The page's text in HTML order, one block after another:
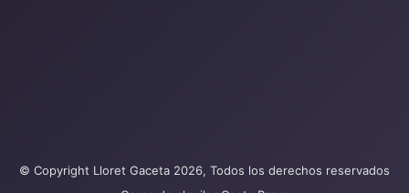
© Copyright Lloret Gaceta 2026, Todos los derechos reservados